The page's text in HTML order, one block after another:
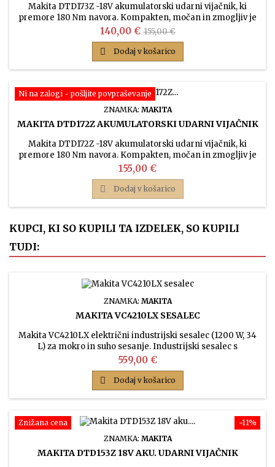
Makita DTD173Z -18V akumulatorski udarni vijačnik, ki
premore 180 Nm navora. Kompakten, močan in zmogljiv je
še bolj ergonomične oblike kot prejšnji modeli. Model ima 8
načinov delovanja in spominska funkcija za različne
aplikacije.
Cena
140,00 € Običajna
cena
155,00 €
 Dodaj v košarico
Ni na zalogi - pošljite povpraševanje
ZNAMKA: MAKITA
MAKITA DTD172Z AKUMULATORSKI UDARNI VIJAČNIK
Makita DTD172Z -18V akumulatorski udarni vijačnik, ki
premore 180 Nm navora. Kompakten, močan in zmogljiv je
še bolj ergonomične oblike kot prejšnji modeli.
Cena
155,00 €
 Dodaj v košarico
KUPCI, KI SO KUPILI TA IZDELEK, SO KUPILI
TUDI:
ZNAMKA: MAKITA
MAKITA VC4210LX SESALEC
Makita VC4210LX električni industrijski sesalec (1200 W, 34
L) za mokro in suho sesanje. Industrijski sesalec s
samodejnim sistemom čiščenja filtra.
Cena
559,00 €
 Dodaj v košarico
−11%
Znižana cena
ZNAMKA: MAKITA
MAKITA DTD153Z 18V AKU. UDARNI VIJAČNIK